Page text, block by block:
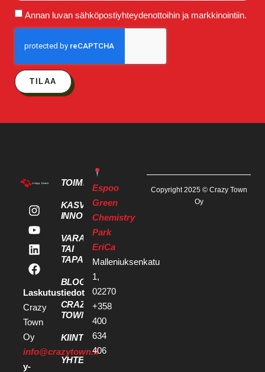
Annan luvan sähköpostiyhteydenottoihin ja markkinointiin.
TILAA
Laskutustiedot
Crazy
Town
Oy
info@crazytown.fi
y-
TOIMITILAT
KASVU- JA
INNOVAATIOPALVELUT
VARAA KOKOUS
TAI
TAPAHTUMATILA
BLOGI
CRAZY
TOWN
KIINTEISTÖKEHITTÄJILLE
YHTEYSTIEDOT
Espoo
Green
Chemistry
Park
EriCa
Malleniuksenkatu
1,
02270
+358
400
634
406
Copyright 2025 © Crazy Town
Oy